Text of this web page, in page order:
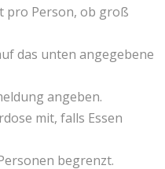
pro Person, ob groß
das unten angegebene
angeben.
mit, falls Essen
begrenzt.